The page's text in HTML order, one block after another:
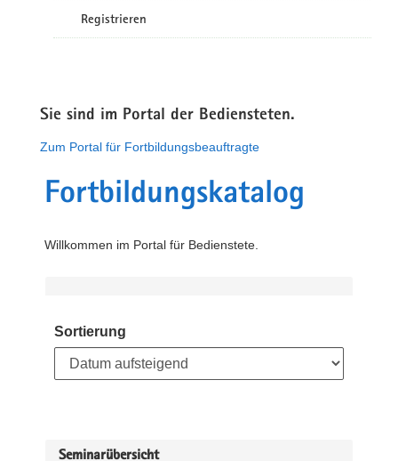
Registrieren
Sie sind im Portal der Bediensteten.
Zum Portal für Fortbildungsbeauftragte
Fortbildungskatalog
Willkommen im Portal für Bedienstete.
Sortierung
Seminarübersicht